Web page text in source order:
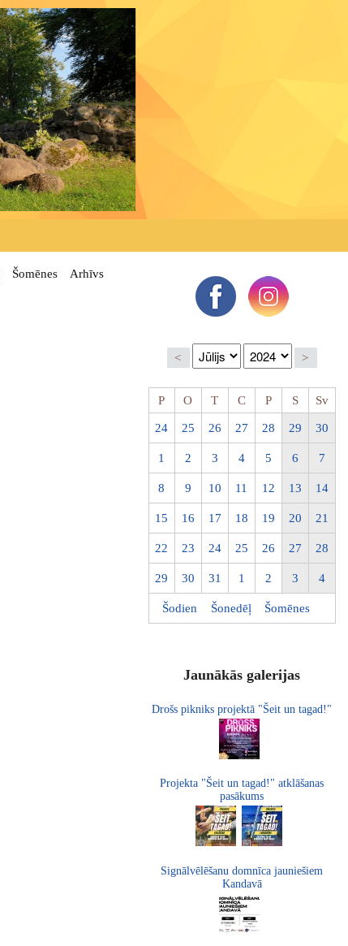
Šomēnes Arhīvs
< >
P O T C P S Sv
24 25 26 27 28 29 30
1 2 3 4 5 6 7
8 9 10 11 12 13 14
15 16 17 18 19 20 21
22 23 24 25 26 27 28
29 30 31 1 2 3 4
Šodien Šonedēļ Šomēnes
Jaunākās galerijas
Drošs pikniks projektā "Šeit un tagad!"
Projekta "Šeit un tagad!" atklāšanas
pasākums
Signālvēlēšanu domnīca jauniešiem
Kandavā